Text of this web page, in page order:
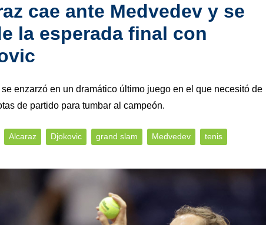
cae ante Medvedev y se
la esperada final con
se enzarzó en un dramático último juego en el que necesitó de
de partido para tumbar al campeón.
Alcaraz Djokovic grand slam Medvedev tenis